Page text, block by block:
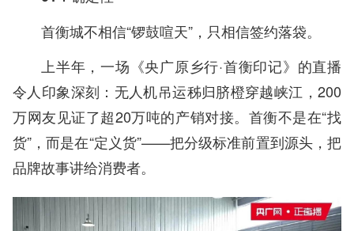
首衡城不相信“锣鼓喧天”，只相信签约落袋。
上半年，一场《央广原乡行·首衡印记》的直播
令人印象深刻：无人机吊运秭归脐橙穿越峡江，200
万网友见证了超20万吨的产销对接。首衡不是在“找
货”，而是在“定义货”——把分级标准前置到源头，把
品牌故事讲给消费者。